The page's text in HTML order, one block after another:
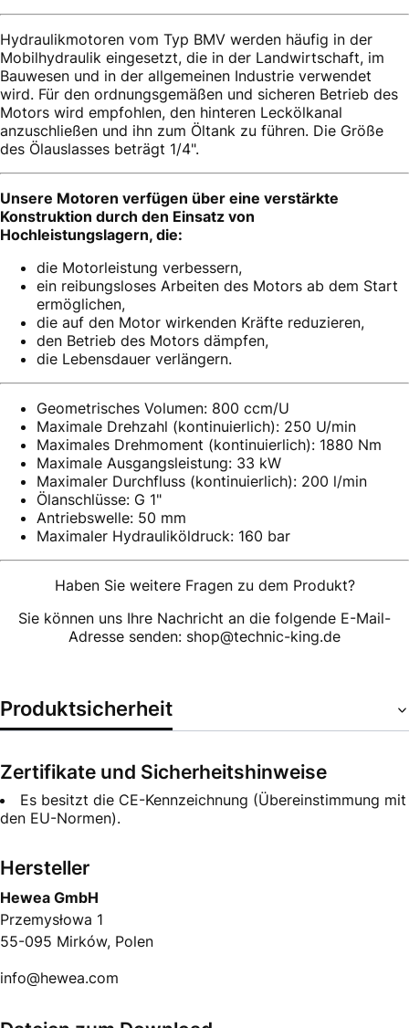
Hydraulikmotoren vom Typ BMV werden häufig in der
Mobilhydraulik eingesetzt, die in der Landwirtschaft, im
Bauwesen und in der allgemeinen Industrie verwendet
wird. Für den ordnungsgemäßen und sicheren Betrieb des
Motors wird empfohlen, den hinteren Leckölkanal
anzuschließen und ihn zum Öltank zu führen. Die Größe
des Ölauslasses beträgt 1/4".
Unsere Motoren verfügen über eine verstärkte
Konstruktion durch den Einsatz von
Hochleistungslagern, die:
die Motorleistung verbessern,
ein reibungsloses Arbeiten des Motors ab dem Start
ermöglichen,
die auf den Motor wirkenden Kräfte reduzieren,
den Betrieb des Motors dämpfen,
die Lebensdauer verlängern.
Geometrisches Volumen: 800 ccm/U
Maximale Drehzahl (kontinuierlich): 250 U/min
Maximales Drehmoment (kontinuierlich): 1880 Nm
Maximale Ausgangsleistung: 33 kW
Maximaler Durchfluss (kontinuierlich): 200 l/min
Ölanschlüsse: G 1"
Antriebswelle: 50 mm
Maximaler Hydrauliköldruck: 160 bar
Haben Sie weitere Fragen zu dem Produkt?
Sie können uns Ihre Nachricht an die folgende E-Mail-
Adresse senden: shop@technic-king.de
Produktsicherheit
Zertifikate und Sicherheitshinweise
Es besitzt die CE-Kennzeichnung (Übereinstimmung mit
den EU-Normen).
Hersteller
Hewea GmbH
Przemysłowa 1
55-095 Mirków, Polen
info@hewea.com